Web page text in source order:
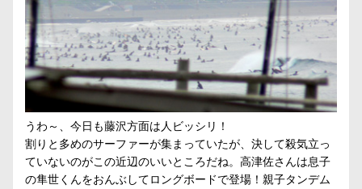
うわ～、今日も藤沢方面は人ビッシリ！
割りと多めのサーファーが集まっていたが、決して殺気立っ
ていないのがこの近辺のいいところだね。高津佐さんは息子
の隼世くんをおんぶしてロングボードで登場！親子タンデム